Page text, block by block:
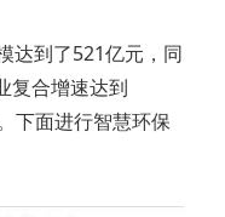
达到了521亿元，同
复合增速达到
下面进行智慧环保